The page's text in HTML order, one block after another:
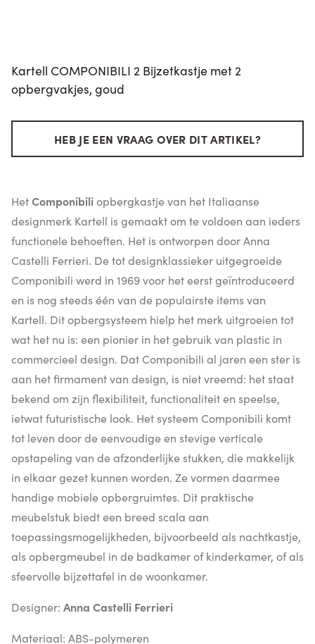
Kartell COMPONIBILI 2 Bijzetkastje met 2
opbergvakjes, goud
HEB JE EEN VRAAG OVER DIT ARTIKEL?
HetComponibiliopbergkastje van het Italiaanse
designmerk Kartell is gemaakt om te voldoen aan ieders
functionele behoeften. Het is ontworpen door Anna
Castelli Ferrieri. De tot designklassieker uitgegroeide
Componibili werd in 1969 voor het eerst geïntroduceerd
en is nog steeds één van de populairste items van
Kartell. Dit opbergsysteem hielp het merk uitgroeien tot
wat het nu is: een pionier in het gebruik van plastic in
commercieel design. Dat Componibili al jaren een ster is
aan het firmament van design, is niet vreemd: het staat
bekend om zijn flexibiliteit, functionaliteit en speelse,
ietwat futuristische look. Het systeem Componibili komt
tot leven door de eenvoudige en stevige verticale
opstapeling van de afzonderlijke stukken, die makkelijk
in elkaar gezet kunnen worden. Ze vormen daarmee
handige mobiele opbergruimtes. Dit praktische
meubelstuk biedt een breed scala aan
toepassingsmogelijkheden, bijvoorbeeld als nachtkastje,
als opbergmeubel in de badkamer of kinderkamer, of als
sfeervolle bijzettafel in de woonkamer.
Designer: Anna Castelli Ferrieri
Materiaal: ABS-polymeren